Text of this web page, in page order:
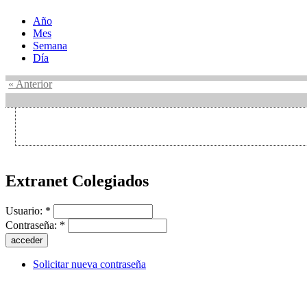
Año
Mes
Semana
Día
« Anterior
Extranet Colegiados
Usuario: *
Contraseña: *
Solicitar nueva contraseña